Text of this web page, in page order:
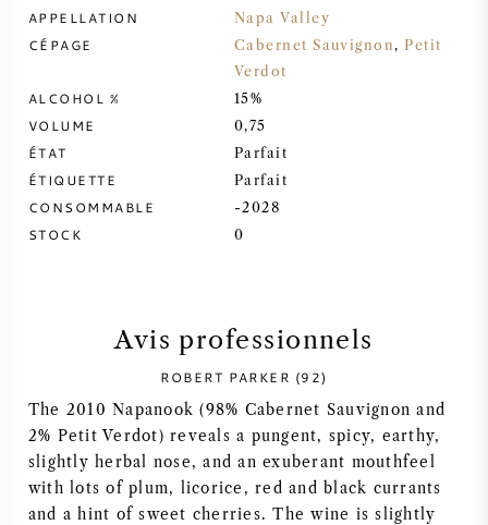
MERLOT
SYRAH / SHIRAZ
RIESLING
CÉPAGES
VIN FRANÇAIS
VIN ITALIEN
VIN ESPAGNOL
APPELLATION Napa Valley
CÉPAGE Cabernet Sauvignon, Petit
Verdot
ALCOHOL % 15%
VOLUME 0,75
ÉTAT Parfait
ÉTIQUETTE Parfait
CONSOMMABLE -2028
STOCK 0
Avis professionnels
ROBERT PARKER (92)
The 2010 Napanook (98% Cabernet Sauvignon and
2% Petit Verdot) reveals a pungent, spicy, earthy,
slightly herbal nose, and an exuberant mouthfeel
with lots of plum, licorice, red and black currants
and a hint of sweet cherries. The wine is slightly